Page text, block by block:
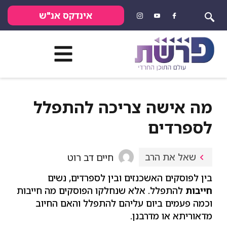
אינדקס אנ"ש
מה אישה צריכה להתפלל
לספרדים
שאל את הרב חיים דב רוט
בין לפוסקים האשכנזים ובין לספרדים, נשים
חייבות להתפלל. אלא שנחלקו הפוסקים מה חייבות
וכמה פעמים ביום עליהם להתפלל והאם החיוב
מדאוריתא או מדרבנן.